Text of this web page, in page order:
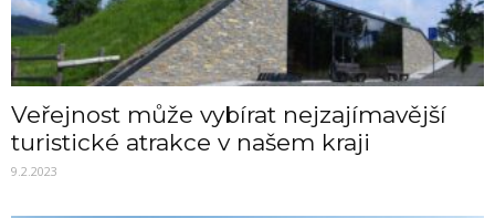
Veřejnost může vybírat nejzajímavější
turistické atrakce v našem kraji
9.2.2023